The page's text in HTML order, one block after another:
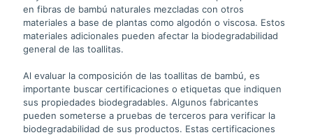
en fibras de bambú naturales mezcladas con otros
materiales a base de plantas como algodón o viscosa. Estos
materiales adicionales pueden afectar la biodegradabilidad
general de las toallitas.
Al evaluar la composición de las toallitas de bambú, es
importante buscar certificaciones o etiquetas que indiquen
sus propiedades biodegradables. Algunos fabricantes
pueden someterse a pruebas de terceros para verificar la
biodegradabilidad de sus productos. Estas certificaciones